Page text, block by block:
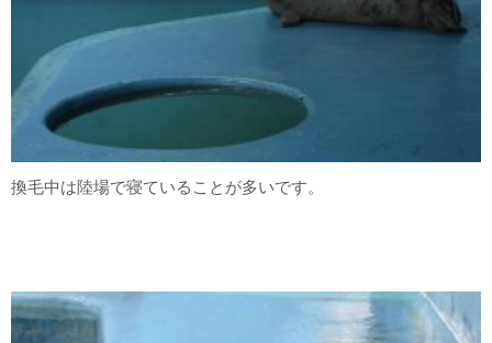
換毛中は陸場で寝ていることが多いです。